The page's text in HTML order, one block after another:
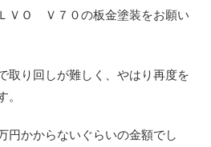
ＶＯ Ｖ７０の板金塗装をお願い
取り回しが難しく、やはり再度を
。
円かからないぐらいの金額でし